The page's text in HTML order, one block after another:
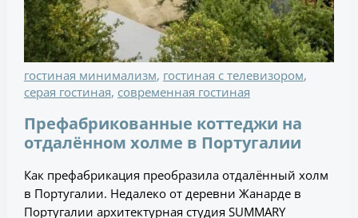
гостиная минимализм, гостиная с телевизором,
серая гостиная, современная гостиная
Префабрикованные коттеджи на
отдалённом холме в Португалии
Как префабрикация преобразила отдалённый холм
в Португалии. Недалеко от деревни Жанарде в
Португалии архитектурная студия SUMMARY